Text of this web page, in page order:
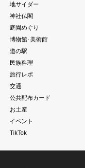
地サイダー
神社仏閣
庭園めぐり
博物館･美術館
道の駅
民族料理
旅行レポ
交通
公共配布カード
お土産
イベント
TikTok